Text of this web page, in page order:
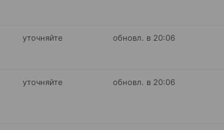
уточняйте обновл. в 20:06
уточняйте обновл. в 20:06